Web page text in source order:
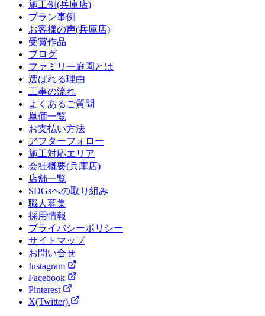
施工例(兵庫店)
プラン事例
お客様の声(兵庫店)
受賞作品
ブログ
ファミリー庭園とは
選ばれる理由
工事の流れ
よくあるご質問
単価一覧
お支払い方法
アフターフォロー
施工対応エリア
会社概要(兵庫店)
店舗一覧
SDGsへの取り組み
職人募集
採用情報
プライバシーポリシー
サイトマップ
お問い合せ
Instagram
Facebook
Pinterest
X(Twitter)